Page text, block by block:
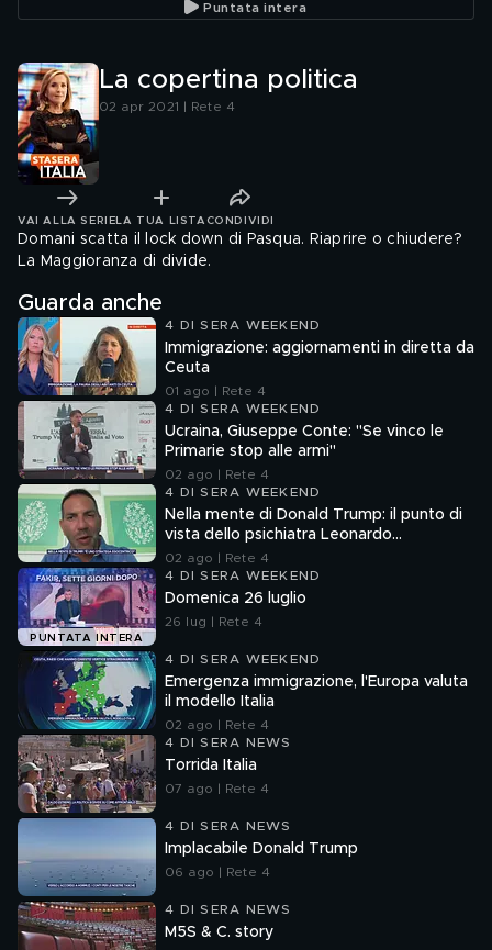
Puntata intera
La copertina politica
02 apr 2021 | Rete 4
VAI ALLA SERIE LA TUA LISTA CONDIVIDI
Domani scatta il lock down di Pasqua. Riaprire o chiudere?
La Maggioranza di divide.
Guarda anche
4 DI SERA WEEKEND
Immigrazione: aggiornamenti in diretta da
Ceuta
01 ago | Rete 4
4 DI SERA WEEKEND
Ucraina, Giuseppe Conte: "Se vinco le
Primarie stop alle armi"
02 ago | Rete 4
4 DI SERA WEEKEND
Nella mente di Donald Trump: il punto di
vista dello psichiatra Leonardo
Mendolicchio
02 ago | Rete 4
PUNTATA INTERA
4 DI SERA WEEKEND
Domenica 26 luglio
26 lug | Rete 4
4 DI SERA WEEKEND
Emergenza immigrazione, l'Europa valuta
il modello Italia
02 ago | Rete 4
4 DI SERA NEWS
Torrida Italia
07 ago | Rete 4
4 DI SERA NEWS
Implacabile Donald Trump
06 ago | Rete 4
4 DI SERA NEWS
M5S & C. story